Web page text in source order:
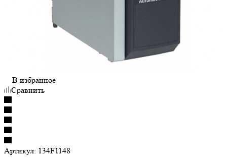
В избранное
Сравнить
Артикул: 134F1148